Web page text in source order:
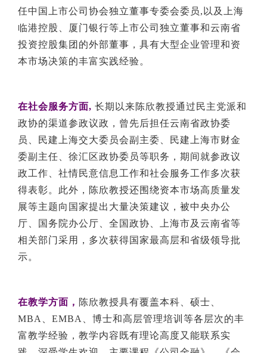
任中国上市公司协会独立董事专委会委员,以及上海
临港控股、厦门银行等上市公司独立董事和云南省
投资控股集团的外部董事，具有大型企业管理和资
本市场决策的丰富实践经验。
在社会服务方面, 长期以来陈欣教授通过民主党派和
政协的渠道参政议政，曾先后担任云南省政协委
员、民建上海交大委员会副主委、民建上海市财金
委副主任、徐汇区政协委员等职务，期间就参政议
政工作、社情民意信息工作和社会服务工作多次获
得表彰。此外，陈欣教授还围绕资本市场高质量发
展等主题向国家提出大量决策建议，被中央办公
厅、国务院办公厅、全国政协、上海市及云南省等
相关部门采用，多次获得国家最高层和省级领导批
示。
在教学方面， 陈欣教授具有覆盖本科、硕士、
MBA、EMBA、博士和高层管理培训等各层次的丰
富教学经验，教学内容既有理论高度又能联系实